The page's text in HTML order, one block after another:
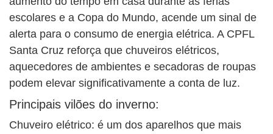
escolares e a Copa do Mundo, acende um sinal de
alerta para o consumo de energia elétrica. A CPFL
Santa Cruz reforça que chuveiros elétricos,
aquecedores de ambientes e secadoras de roupas
podem elevar significativamente a conta de luz.
Principais vilões do inverno:
Chuveiro elétrico: é um dos aparelhos que mais